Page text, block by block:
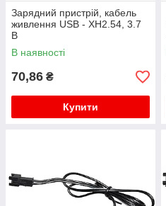
Зарядний пристрій, кабель
живлення USB - XH2.54, 3.7
В
В наявності
70,86 ₴
Купити